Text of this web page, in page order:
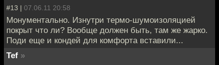
#13 | 07.06.11 20:58
Монументально. Изнутри термо-шумоизоляцией
покрыт что ли? Вообще должен быть, там же жарко.
Поди еще и кондей для комфорта вставили...
Tef »